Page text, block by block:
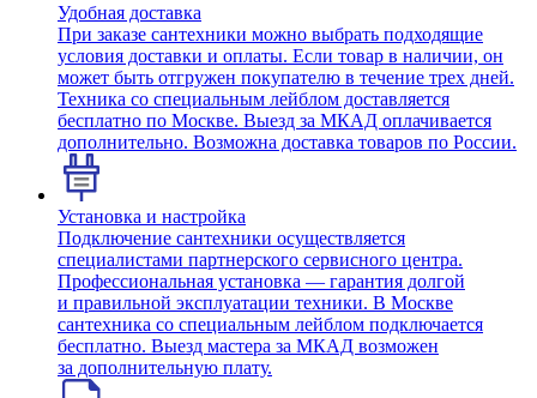
Удобная доставка
При заказе сантехники можно выбрать подходящие
условия доставки и оплаты. Если товар в наличии, он
может быть отгружен покупателю в течение трех дней.
Техника со специальным лейблом доставляется
бесплатно по Москве. Выезд за МКАД оплачивается
дополнительно. Возможна доставка товаров по России.
Установка и настройка
Подключение сантехники осуществляется
специалистами партнерского сервисного центра.
Профессиональная установка — гарантия долгой
и правильной эксплуатации техники. В Москве
сантехника со специальным лейблом подключается
бесплатно. Выезд мастера за МКАД возможен
за дополнительную плату.